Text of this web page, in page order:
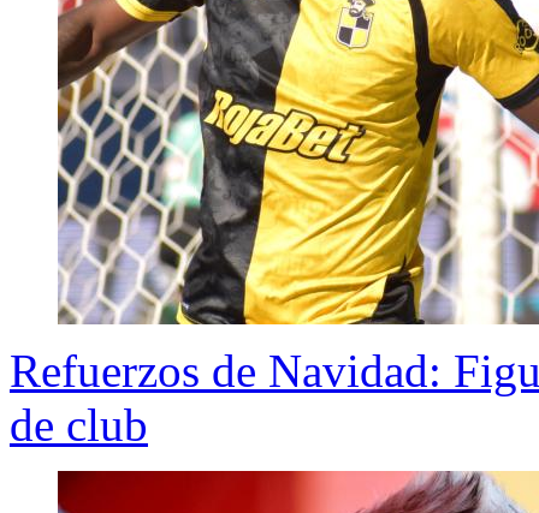
Refuerzos de Navidad:
de club